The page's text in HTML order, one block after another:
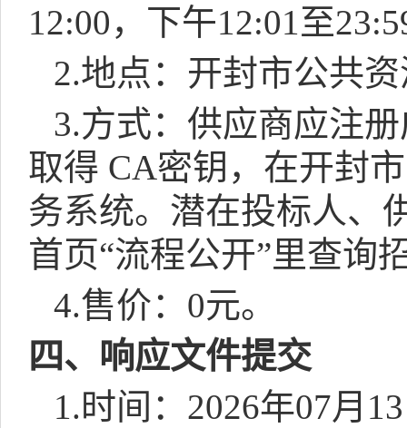
12:00，下午12:01至
2.地点： 开封市公共
3.方式：供应商应注
取得 CA密钥，在开封
务系统。 潜在投标人、
首页“流程公开”里查询
4.售价： 0元。
四、响应文件提交
1.时间： 2026年07月 13